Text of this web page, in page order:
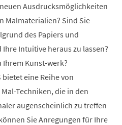
Ausdrucksmöglichkeiten
Malmaterialien? Sind Sie
des Papiers und
Intuitive heraus zu lassen?
Ihrem Kunst-werk?
bietet eine Reihe von
Techniken, die in den
augenscheinlich zu treffen
Sie Anregungen für Ihre